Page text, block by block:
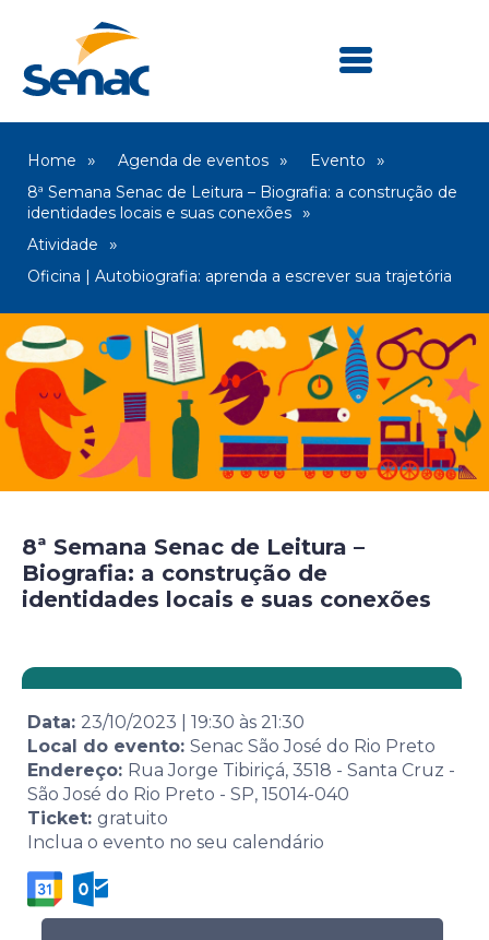
Home Agenda de eventos
Evento
8ª Semana Senac de Leitura – Biografia: a construção de
identidades locais e suas conexões
Atividade
Oficina | Autobiografia: aprenda a escrever sua trajetória
8ª Semana Senac de Leitura –
Biografia: a construção de
identidades locais e suas conexões
Data: 23/10/2023 19:30 às 21:30
Local do evento: Senac São José do Rio Preto
Endereço: Rua Jorge Tibiriçá, 3518 - Santa Cruz -
São José do Rio Preto - SP, 15014-040
Ticket: gratuito
Inclua o evento no seu calendário